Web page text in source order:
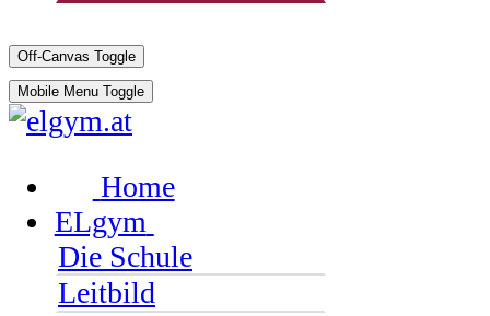
Off-Canvas Toggle
Mobile Menu Toggle
Home
ELgym
Die Schule
Leitbild